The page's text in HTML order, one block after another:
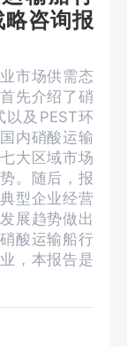
咨询报
市场供需态
先介绍了硝
及PEST环
内硝酸运输
大区域市场
。随后，报
型企业经营
展趋势做出
酸运输船行
，本报告是